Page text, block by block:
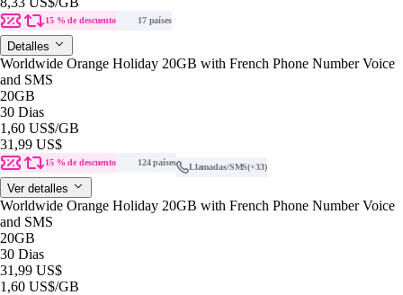
15 % de descuento 17 países
Detalles
Worldwide Orange Holiday 20GB with French Phone Number Voice
and SMS
20GB
30 Dias
1,60 US$/GB
31,99 US$
15 % de descuento 124 países Llamadas/SMS(+33)
Ver detalles
Worldwide Orange Holiday 20GB with French Phone Number Voice
and SMS
20GB
30 Dias
31,99 US$
1,60 US$/GB